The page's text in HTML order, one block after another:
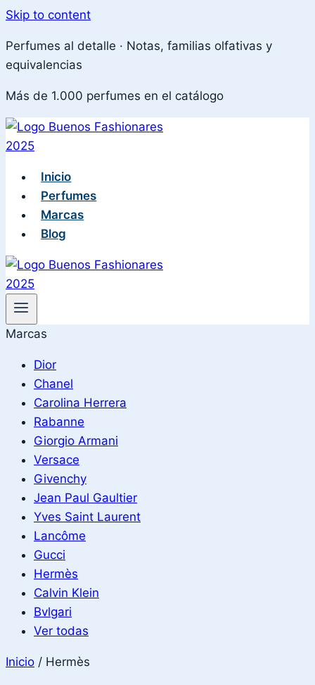
Skip to content
Perfumes al detalle · Notas, familias olfativas y
equivalencias
Más de 1.000 perfumes en el catálogo
Inicio
Perfumes
Marcas
Blog
Marcas
Dior
Chanel
Carolina Herrera
Rabanne
Giorgio Armani
Versace
Givenchy
Jean Paul Gaultier
Yves Saint Laurent
Lancôme
Gucci
Hermès
Calvin Klein
Bvlgari
Ver todas
Inicio / Hermès